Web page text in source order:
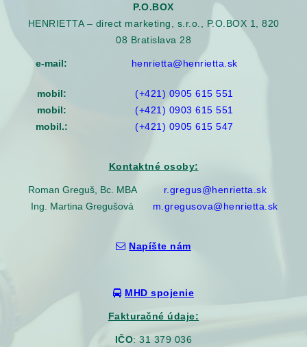
P.O.BOX
HENRIETTA – direct marketing, s.r.o., P.O.BOX 1, 820
08 Bratislava 28
e-mail: henrietta@henrietta.sk
mobil:
(+421) 0905 615 551
mobil:
(+421) 0903 615 551
mobil.:
(+421) 0905 615 547
Kontaktné osoby:
Roman Greguš, Bc. MBA
r.gregus@henrietta.sk
Ing. Martina Gregušová
m.gregusova@henrietta.sk
Napíšte nám
MHD spojenie
Fakturačné údaje:
IČO: 31 379 036